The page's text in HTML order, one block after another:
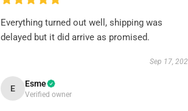
Everything turned out well, shipping was
delayed but it did arrive as promised.
Sep 17,
E Esme
Verified owner